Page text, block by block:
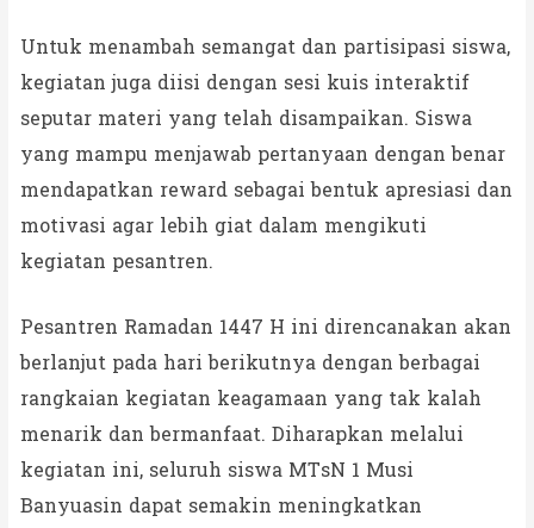
Untuk menambah semangat dan partisipasi siswa,
kegiatan juga diisi dengan sesi kuis interaktif
seputar materi yang telah disampaikan. Siswa
yang mampu menjawab pertanyaan dengan benar
mendapatkan reward sebagai bentuk apresiasi dan
motivasi agar lebih giat dalam mengikuti
kegiatan pesantren.
Pesantren Ramadan 1447 H ini direncanakan akan
berlanjut pada hari berikutnya dengan berbagai
rangkaian kegiatan keagamaan yang tak kalah
menarik dan bermanfaat. Diharapkan melalui
kegiatan ini, seluruh siswa MTsN 1 Musi
Banyuasin dapat semakin meningkatkan